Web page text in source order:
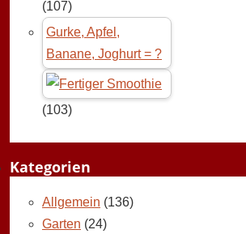
(107)
Gurke, Apfel,
Banane, Joghurt = ?
(103)
Kategorien
Allgemein (136)
Garten (24)